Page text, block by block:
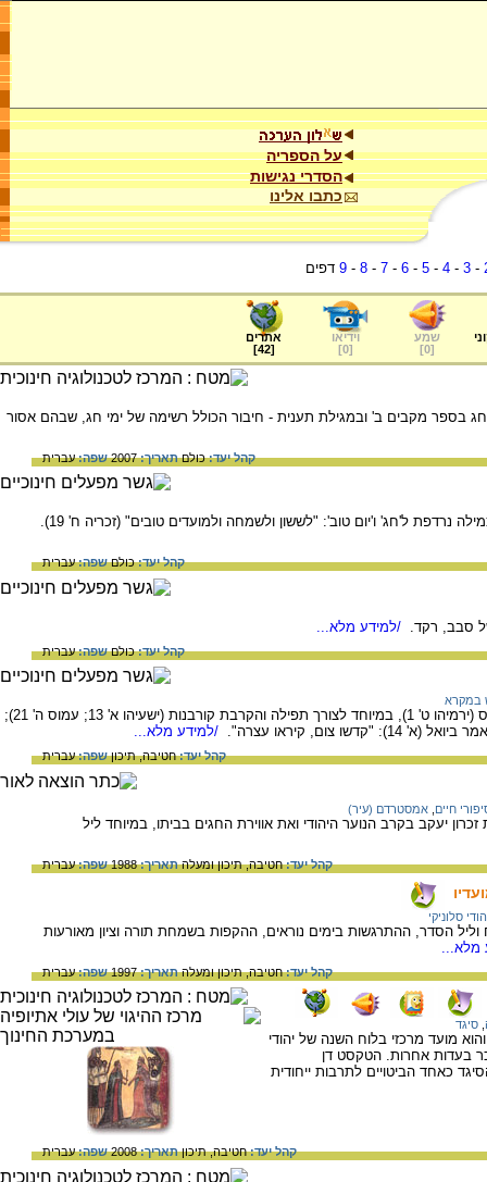
על הספריה
הסדרי נגישות
כתבו אלינו
-
3
-
4
-
5
-
6
-
7
-
8
-
9 דפים
שמע
[
0
]
וידיאו
[
0
]
אתרים
[
42
]
לפסה"נ, מצוין כיום חג בספר מקבים ב' ובמגילת תענית - חיבור הכולל רשימה של ימי חג, שבהם אסור
קהל יעד:כולםתאריך:2007 שפה:עברית
ל'חג' ו'יום טוב': "לששון ולשמחה ולמועדים טובים" (זכריה ח' 19).
קהל יעד:כולםשפה:עברית
סבב, רקד. /למידע מלא...
קהל יעד:כולםשפה:עברית
במקרא
בלשון המקרא עצרה, עצרת, היא אסיפה וכינוס (ירמיהו ט' 1), במיוחד לצורך תפילה והקרבת קורבנות (ישעיהו א' 13; עמוס ה' 21);
צום, קיראו עצרה".
/למידע מלא...
קהל יעד:חטיבה,תיכוןשפה:עברית
חיים אמסטרדם (עיר)
יעקב בקרב הנוער היהודי ואת אווירת החגים בביתו, במיוחד ליל
קהל יעד:חטיבה,תיכון ומעלהתאריך:1988 שפה:עברית
סלוניקי
הסדר, ההתרגשות בימים נוראים, ההקפות בשמחת תורה וציון מאורעות
קהל יעד:חטיבה,תיכון ומעלהתאריך:1997 שפה:עברית
סיגד
מועד מרכזי בלוח השנה של יהודי
בעדות אחרות. הטקסט דן
כאחד הביטויים לתרבות ייחודית
קהל יעד:חטיבה,תיכוןתאריך:2008 שפה:עברית